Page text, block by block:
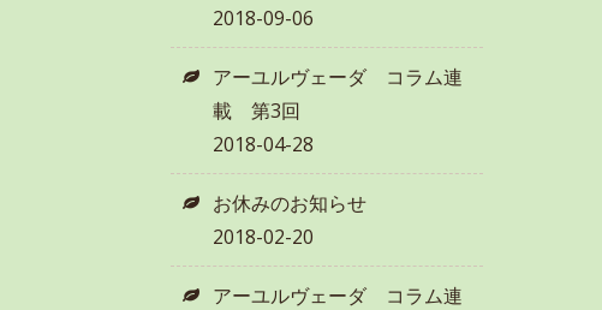
2018-09-06
アーユルヴェーダ コラム連
載 第3回
2018-04-28
お休みのお知らせ
2018-02-20
アーユルヴェーダ コラム連